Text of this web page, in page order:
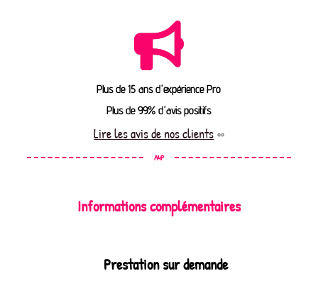
Plus de 15 ans d'expérience Pro
Plus de 99% d'avis positifs
Lire les avis de nos clients
A4P
Informations complémentaires
Prestation sur demande